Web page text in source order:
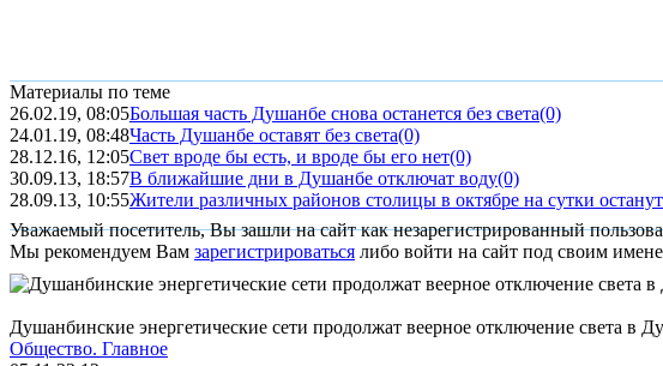
Материалы по теме
26.02.19, 08:05Большая часть Душанбе снова останется без света(0)
24.01.19, 08:48Часть Душанбе оставят без света(0)
28.12.16, 12:05Свет вроде бы есть, и вроде бы его нет(0)
30.09.13, 18:57В ближайшие дни в Душанбе отключат воду(0)
28.09.13, 10:55Жители различных районов столицы в октябре на сутки
Уважаемый посетитель, Вы зашли на сайт как незарегистрированный
Мы рекомендуем Вам зарегистрироваться либо войти на сайт под своим
Душанбинские энергетические сети продолжат веерное отключение света в
Общество. Главное